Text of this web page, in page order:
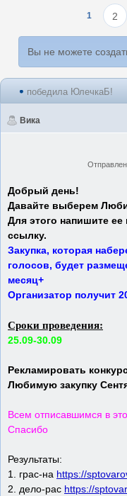
1 2
Вы не можете
победила ЮлечкаБ!
Вика
Добрый день!
Давайте выберем
Для этого напишите ее
ссылку.
Закупка, которая
голосов, будет
месяц+
Организатор получит
Сроки проведения:
25.09-30.09
Рекламировать
Любимую закупку
Всем отписавшимся в
Спасибо
Результаты:
1. грас-на https://
2. дело-рас https://